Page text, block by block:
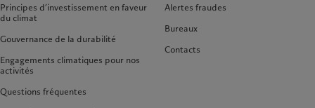
Principes d’investissement en faveur
du climat
Gouvernance de la durabilité
Engagements climatiques pour nos
activités
Questions fréquentes
Alertes fraudes
Bureaux
Contacts